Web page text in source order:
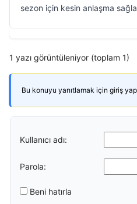
sezon için kesin anlaşma
1 yazı görüntüleniyor (toplam 1)
Bu konuyu yanıtlamak için giriş
Kullanıcı adı:
Parola:
Beni hatırla